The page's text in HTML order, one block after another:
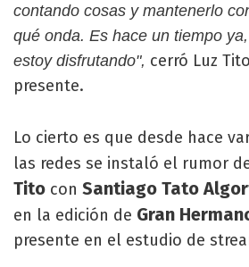
contando cosas y mantenerlo
qué onda. Es hace un tiempo
estoy disfrutando", cerró Luz
presente.
Lo cierto es que desde hace
las redes se instaló el rumor
Tito con Santiago Tato
en la edición de Gran
presente en el estudio de